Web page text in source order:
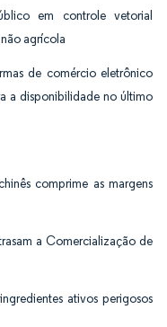
em controle vetorial
agrícola
de comércio eletrônico
a disponibilidade no último
comprime as margens
a Comercialização de
ativos perigosos